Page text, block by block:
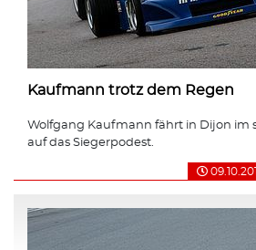
Kaufmann trotz dem Regen
Wolfgang Kaufmann fährt in Dijon im
auf das Siegerpodest.